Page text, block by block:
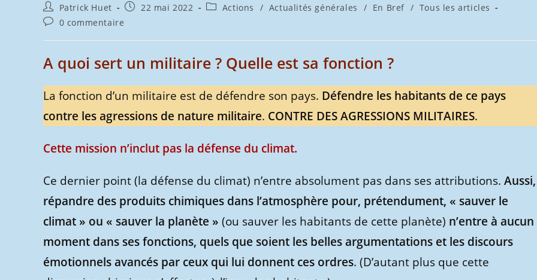
Auteur/autrice
de
la
publication :
Patrick Huet
Publication
22 mai 2022
PostActions / Actualités générales / En Bref / Tous les articles
Commentaires
la
publication :
0 commentaire
A quoi sert un militaire ? Quelle est sa fonction ?
La fonction d’un militaire est de défendre son pays. Défendre les habitants de ce pays
contre les agressions de nature militaire. CONTRE DES AGRESSIONS MILITAIRES.
Cette mission n’inclut pas la défense du climat.
Ce dernier point (la défense du climat) n’entre absolument pas dans ses attributions. Aussi,
répandre des produits chimiques dans l’atmosphère pour, prétendument, « sauver le
climat » ou « sauver la planète » (ou sauver les habitants de cette planète) n’entre à aucun
moment dans ses fonctions, quels que soient les belles argumentations et les discours
émotionnels avancés par ceux qui lui donnent ces ordres. (D’autant plus que cette